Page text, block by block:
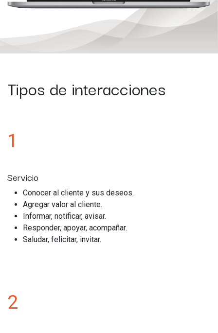
Tipos de interacciones
1
Servicio
Conocer al cliente y sus deseos.
Agregar valor al cliente.
Informar, notificar, avisar.
Responder, apoyar, acompañar.
Saludar, felicitar, invitar.
2